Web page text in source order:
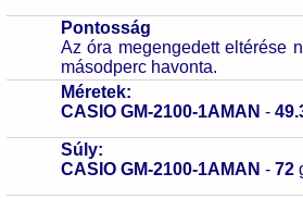
Pontosság
Az óra megengedett eltérése
másodperc havonta.
Méretek:
CASIO GM-2100-1AMAN -
Súly:
CASIO GM-2100-1AMAN - 72